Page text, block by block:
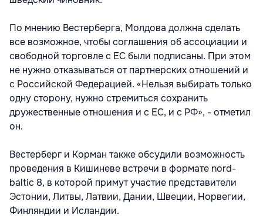
По мнению Вестерберга, Молдова должна сделать
все возможное, чтобы соглашения об ассоциации и
свободной торговле с ЕС были подписаны. При этом
не нужно отказываться от партнерских отношений и
с Российской Федерацией. «Нельзя выбирать только
одну сторону, нужно стремиться сохранить
дружественные отношения и с ЕС, и с РФ», - отметил
он.
Вестерберг и Корман также обсудили возможность
проведения в Кишиневе встречи в формате nord-
baltic 8, в которой примут участие представители
Эстонии, Литвы, Латвии, Дании, Швеции, Норвегии,
Финляндии и Исландии.